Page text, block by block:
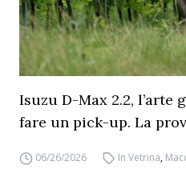
Isuzu D-Max 2.2, l’arte
fare un pick-up. La
06/26/2026 In Vetrina,